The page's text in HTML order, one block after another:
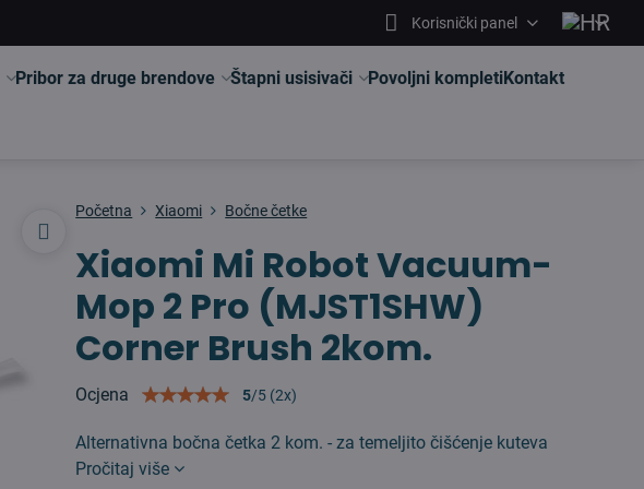
Korisnički panel
Pribor za druge brendove Štapni usisivači Povoljni kompletiKontakt
Početna Xiaomi Bočne četke
Xiaomi Mi Robot Vacuum-
Mop 2 Pro (MJST1SHW)
Corner Brush 2kom.
Ocjena 5/5 (2x)
Alternativna bočna četka 2 kom. - za temeljito čišćenje kuteva
Pročitaj više